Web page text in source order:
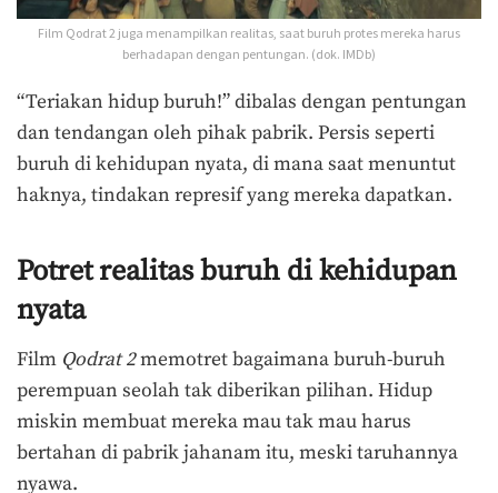
Film Qodrat 2 juga menampilkan realitas, saat buruh protes mereka harus
berhadapan dengan pentungan. (dok. IMDb)
“Teriakan hidup buruh!” dibalas dengan pentungan
dan tendangan oleh pihak pabrik. Persis seperti
buruh di kehidupan nyata, di mana saat menuntut
haknya, tindakan represif yang mereka dapatkan.
Potret realitas buruh di kehidupan
nyata
Film Qodrat 2memotret bagaimana buruh-buruh
perempuan seolah tak diberikan pilihan. Hidup
miskin membuat mereka mau tak mau harus
bertahan di pabrik jahanam itu, meski taruhannya
nyawa.